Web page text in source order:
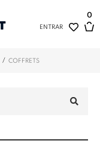
ENTRAR
0
/ COFFRETS